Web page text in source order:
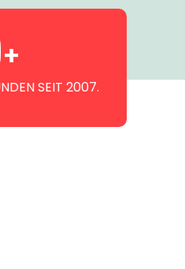
SEIT 2007.
+